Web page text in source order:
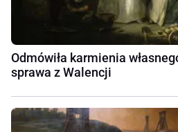
Odmówiła karmienia
sprawa z Walencji